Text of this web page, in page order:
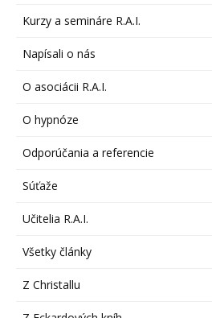
Kurzy a semináre R.A.I.
Napísali o nás
O asociácii R.A.I.
O hypnóze
Odporúčania a referencie
Súťaže
Učitelia R.A.I.
Všetky články
Z Christallu